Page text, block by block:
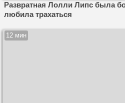
Развратная Лолли Липс была
любила трахаться
12 мин